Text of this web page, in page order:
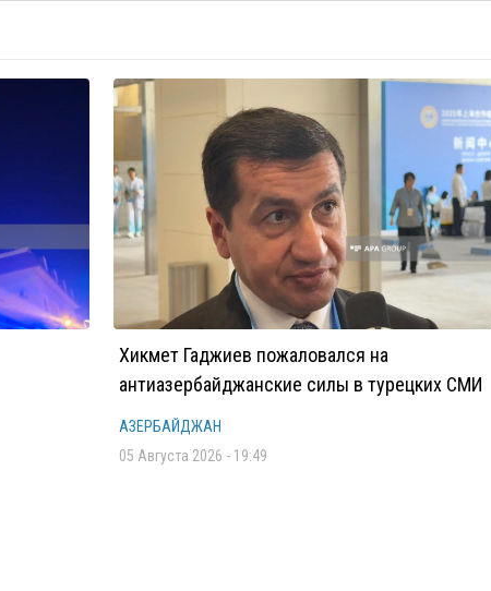
Хикмет Гаджиев пожаловался на
антиазербайджанские силы в турецких СМИ
АЗЕРБАЙДЖАН
05 Августа 2026 - 19:49